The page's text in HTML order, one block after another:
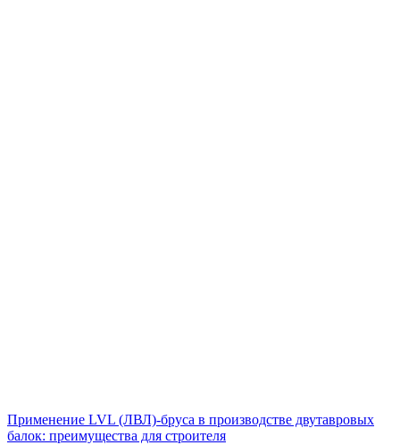
Применение LVL (ЛВЛ)-бруса в производстве двутавровых
балок: преимущества для строителя